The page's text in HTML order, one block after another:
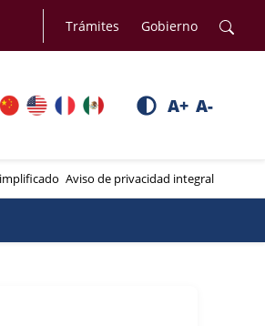
Trámites Gobierno
A+ A-
Aviso de privacidad integral